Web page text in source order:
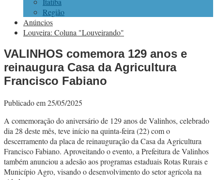
Região
Anúncios
Louveira: Coluna "Louveirando"
VALINHOS comemora 129 anos e
reinaugura Casa da Agricultura
Francisco Fabiano
Publicado em 25/05/2025
A comemoração do aniversário de 129 anos de Valinhos, celebrado
dia 28 deste mês, teve início na quinta-feira (22) com o
descerramento da placa de reinauguração da Casa da Agricultura
Francisco Fabiano. Aproveitando o evento, a Prefeitura de Valinhos
também anunciou a adesão aos programas estaduais Rotas Rurais e
Município Agro, visando o desenvolvimento do setor agrícola na